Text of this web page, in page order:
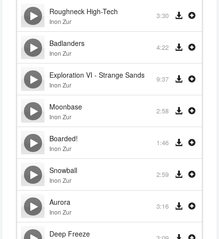
Roughneck High-Tech
Inon Zur
3:30
Badlanders
Inon Zur
4:22
Exploration VI - Strange Sands
Inon Zur
9:37
Moonbase
Inon Zur
2:58
Boarded!
Inon Zur
1:46
Snowball
Inon Zur
2:59
Aurora
Inon Zur
3:16
Deep Freeze